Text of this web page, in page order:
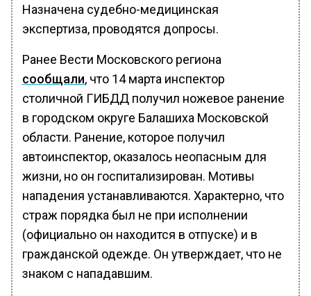
Назначена судебно-медицинская
экспертиза, проводятся допросы.
Ранее Вести Московского региона
сообщали, что 14 марта инспектор
столичной ГИБДД получил ножевое ранение
в городском округе Балашиха Московской
области. Ранение, которое получил
автоинспектор, оказалось неопасным для
жизни, но он госпитализирован. Мотивы
нападения устанавливаются. Характерно, что
страж порядка был не при исполнении
(официально он находится в отпуске) и в
гражданской одежде. Он утверждает, что не
знаком с нападавшим.